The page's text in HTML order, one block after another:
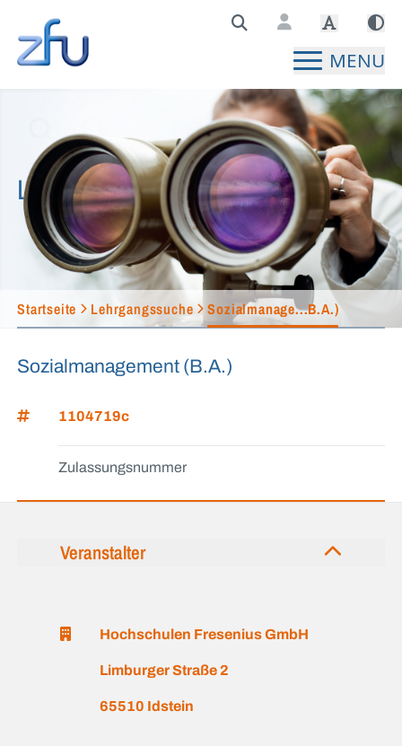
Zentralstelle für Fernunterricht Hauptseite
MENU
Lehrgangssuche
Startseite Lehrgangssuche Sozialmanage...B.A.)
Sozialmanagement (B.A.)
1104719c
Zulassungsnummer
Veranstalter
Hochschulen Fresenius GmbH
Limburger Straße 2
65510 Idstein